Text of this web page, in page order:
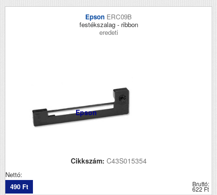
Epson ERC09B
festékszalag - ribbon
eredeti
Epson
Cikkszám: C43S015354
Nettó:
490 Ft
Bruttó:
622 Ft